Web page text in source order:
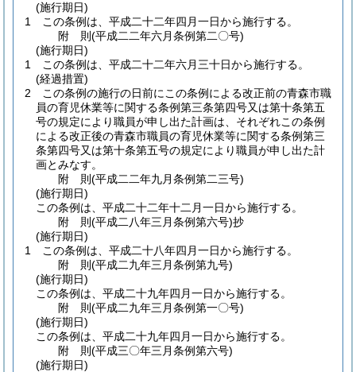
(施行期日)
1
この条例は、平成二十二年四月一日から施行する。
附 則(平成二二年六月条例第二〇号)
(施行期日)
1
この条例は、平成二十二年六月三十日から施行する。
(経過措置)
2
この条例の施行の日前にこの条例による改正前の青森市職
員の育児休業等に関する条例第三条第四号又は第十条第五
号の規定により職員が申し出た計画は、それぞれこの条例
による改正後の青森市職員の育児休業等に関する条例第三
条第四号又は第十条第五号の規定により職員が申し出た計
画とみなす。
附 則(平成二二年九月条例第二三号)
(施行期日)
この条例は、平成二十二年十二月一日から施行する。
附 則(平成二八年三月条例第六号)抄
(施行期日)
1
この条例は、平成二十八年四月一日から施行する。
附 則(平成二九年三月条例第九号)
(施行期日)
この条例は、平成二十九年四月一日から施行する。
附 則(平成二九年三月条例第一〇号)
(施行期日)
この条例は、平成二十九年四月一日から施行する。
附 則(平成三〇年三月条例第六号)
(施行期日)